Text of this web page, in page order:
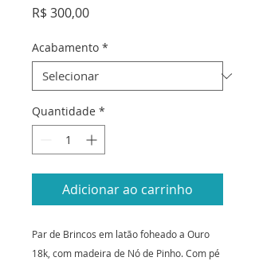
R$ 300,00Preço
Acabamento *
Quantidade *
Adicionar ao carrinho
Par de Brincos em latão foheado a Ouro
18k, com madeira de Nó de Pinho. Com pé